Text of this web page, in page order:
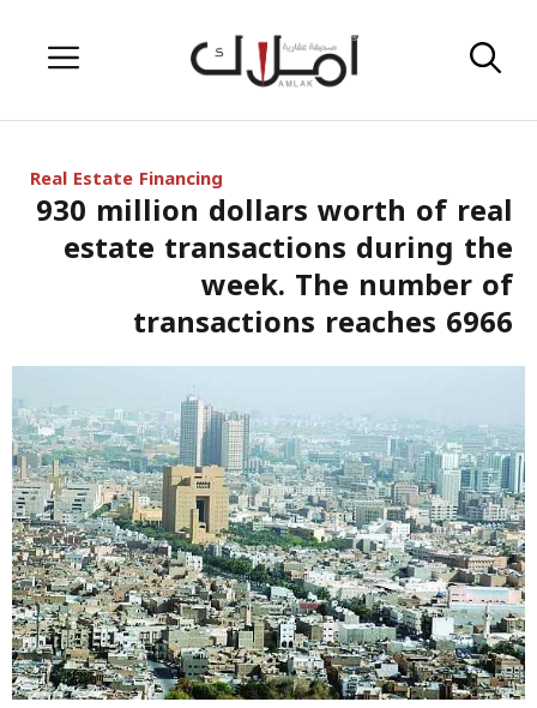
Menu
Real Estate Financing
930 million dollars worth of real
estate transactions during the
week. The number of
transactions reaches 6966